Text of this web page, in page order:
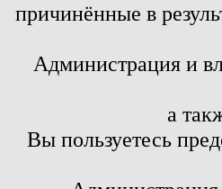
причинённые в
Администрация и
а
Вы пользуетесь